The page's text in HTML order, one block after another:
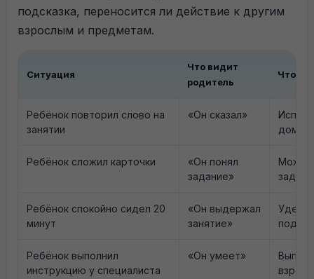
подсказка, переносится ли действие к другим
взрослым и предметам.
Ситуация
Что видит
родитель
Что
Ребёнок повторил слово на
занятии
«Он сказал»
дома
Ребёнок сложил карточки
«Он понял
задание»
Может
Ребёнок спокойно сидел 20
минут
«Он выдержал
занятие»
Ребёнок выполнил
инструкцию у специалиста
«Он умеет»